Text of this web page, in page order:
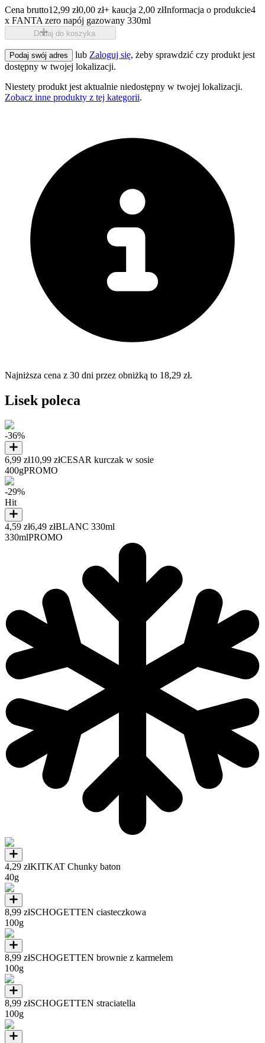
Cena brutto12,99 zł0,00 zł+ kaucja 2,00 złInformacja o produkcie4
x FANTA zero napój gazowany 330ml
Dodaj do koszyka
Podaj swój adres lub Zaloguj się, żeby sprawdzić czy produkt jest
dostępny w twojej lokalizacji.
Niestety produkt jest aktualnie niedostępny w twojej lokalizacji.
Zobacz inne produkty z tej kategorii.
Najniższa cena z 30 dni przez obniżką to 18,29 zł.
Lisek poleca
-36%
6,99 zł10,99 złCESAR kurczak w sosie
400gPROMO
-29%
Hit
4,59 zł6,49 złBLANC 330ml
330mlPROMO
4,29 złKITKAT Chunky baton
40g
8,99 złSCHOGETTEN ciasteczkowa
100g
8,99 złSCHOGETTEN brownie z karmelem
100g
8,99 złSCHOGETTEN straciatella
100g